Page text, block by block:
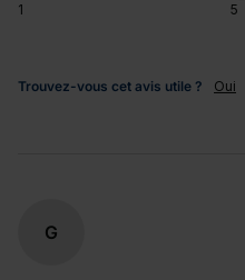
1 5
Trouvez-vous cet avis utile ? Oui
G